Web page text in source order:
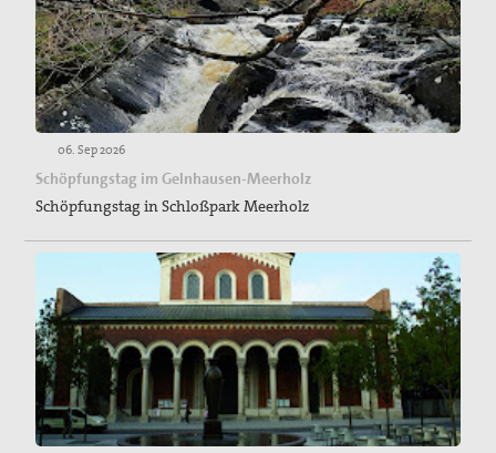
06. Sep 2026
Schöpfungstag im Gelnhausen-Meerholz
Schöpfungstag in Schloßpark Meerholz